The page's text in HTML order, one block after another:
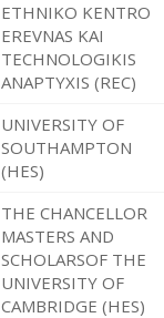
ETHNIKO KENTRO
EREVNAS KAI
TECHNOLOGIKIS
ANAPTYXIS (REC)
UNIVERSITY OF
SOUTHAMPTON
(HES)
THE CHANCELLOR
MASTERS AND
SCHOLARSOF THE
UNIVERSITY OF
CAMBRIDGE (HES)